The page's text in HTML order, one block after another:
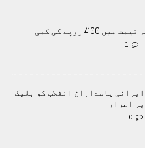
4100 روپے کی کمی
1
پاسداران انقلاب کو بلیک
اصرار
0